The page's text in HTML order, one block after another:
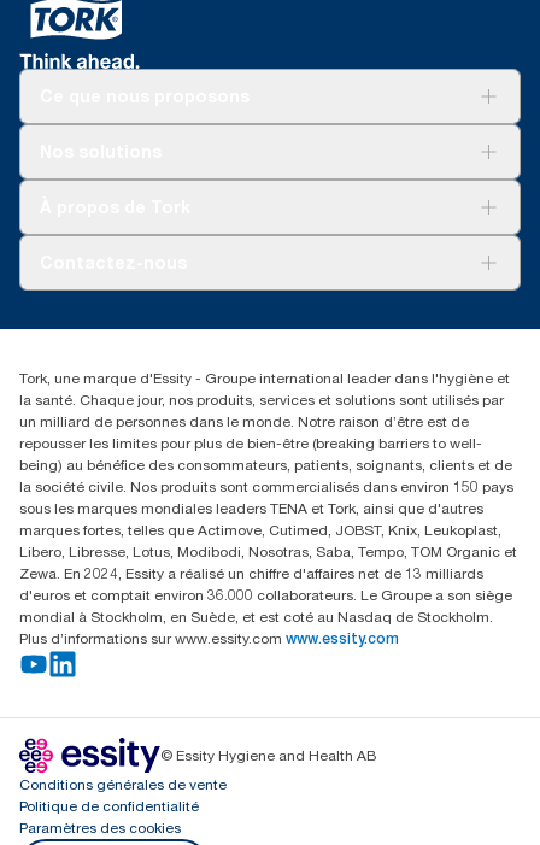
+216 71 11 60 00
52 Rue 8601 ZI CHARGUIA 1
BP194.Tunis, Tunisie
Tork, une marque d'Essity - Groupe international leader dans l'hygiène et
la santé. Chaque jour, nos produits, services et solutions sont utilisés par
un milliard de personnes dans le monde. Notre raison d’être est de
repousser les limites pour plus de bien-être (breaking barriers to well-
being) au bénéfice des consommateurs, patients, soignants, clients et de
la société civile. Nos produits sont commercialisés dans environ 150 pays
sous les marques mondiales leaders TENA et Tork, ainsi que d'autres
marques fortes, telles que Actimove, Cutimed, JOBST, Knix, Leukoplast,
Libero, Libresse, Lotus, Modibodi, Nosotras, Saba, Tempo, TOM Organic et
Zewa. En 2024, Essity a réalisé un chiffre d'affaires net de 13 milliards
d'euros et comptait environ 36.000 collaborateurs. Le Groupe a son siège
mondial à Stockholm, en Suède, et est coté au Nasdaq de Stockholm.
Plus d’informations sur www.essity.com www.essity.com
© Essity Hygiene and Health AB
Conditions générales de vente
Politique de confidentialité
Paramètres des cookies